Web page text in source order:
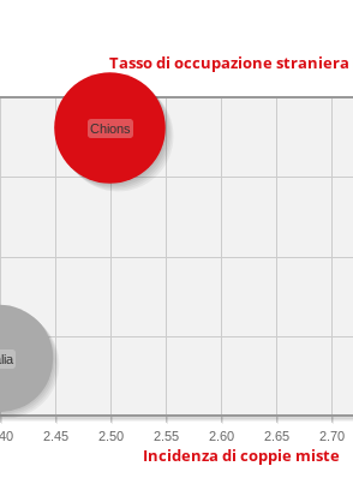
Tasso di occupazione straniera
2.45 2.50 2.55 2.60 2.65 2.70
Chions
Incidenza di coppie miste